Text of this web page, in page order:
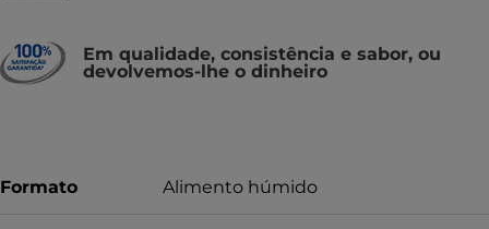
Em qualidade, consistência e sabor, ou
devolvemos-lhe o dinheiro
Formato Alimento húmido